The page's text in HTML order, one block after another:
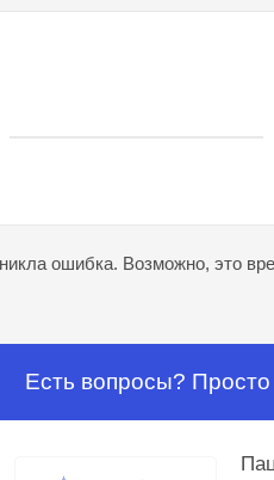
ошибка. Возможно, это
Есть вопросы?